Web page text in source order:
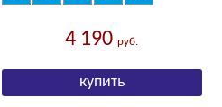
4 190руб.